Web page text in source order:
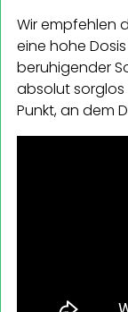
Wir empfehlen
eine hohe
beruhigender
absolut sorglos
Punkt, an dem